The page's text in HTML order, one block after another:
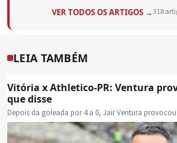
VER TODOS OS ARTIGOS →318
LEIA TAMBÉM
Vitória x Athletico-PR: Ventura
que disse
Depois da goleada por 4 a 0, Jair Ventura